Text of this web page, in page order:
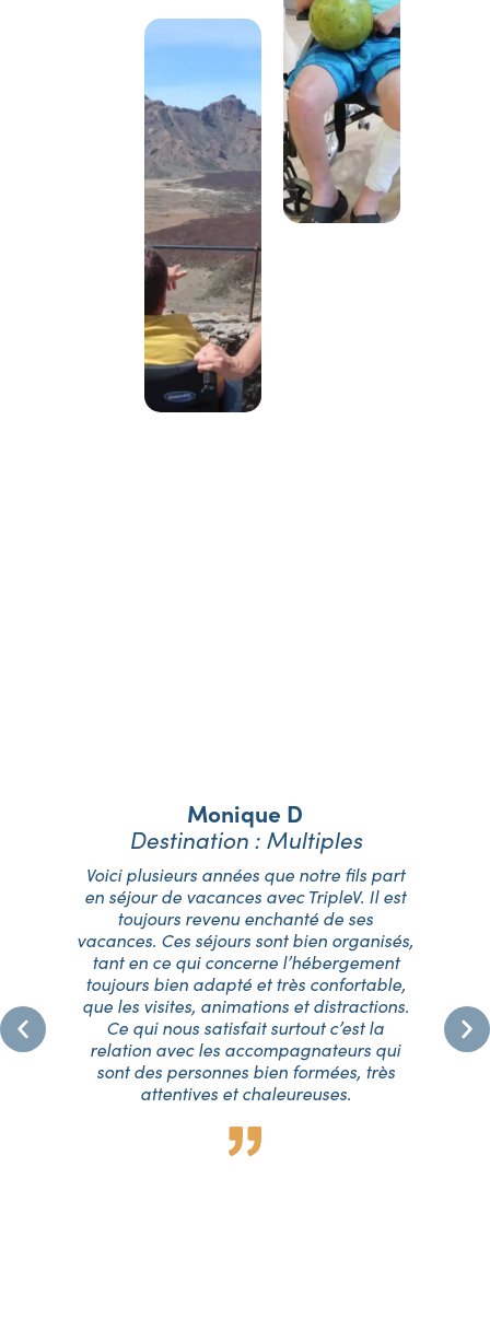
Voici plusieurs années que notre fils part
en séjour de vacances avec TripleV. Il est
toujours revenu enchanté de ses
vacances. Ces séjours sont bien organisés,
tant en ce qui concerne l’hébergement
toujours bien adapté et très confortable,
que les visites, animations et distractions.
Ce qui nous satisfait surtout c’est la
relation avec les accompagnateurs qui
sont des personnes bien formées, très
attentives et chaleureuses.
Monique D
Destination : Multiples